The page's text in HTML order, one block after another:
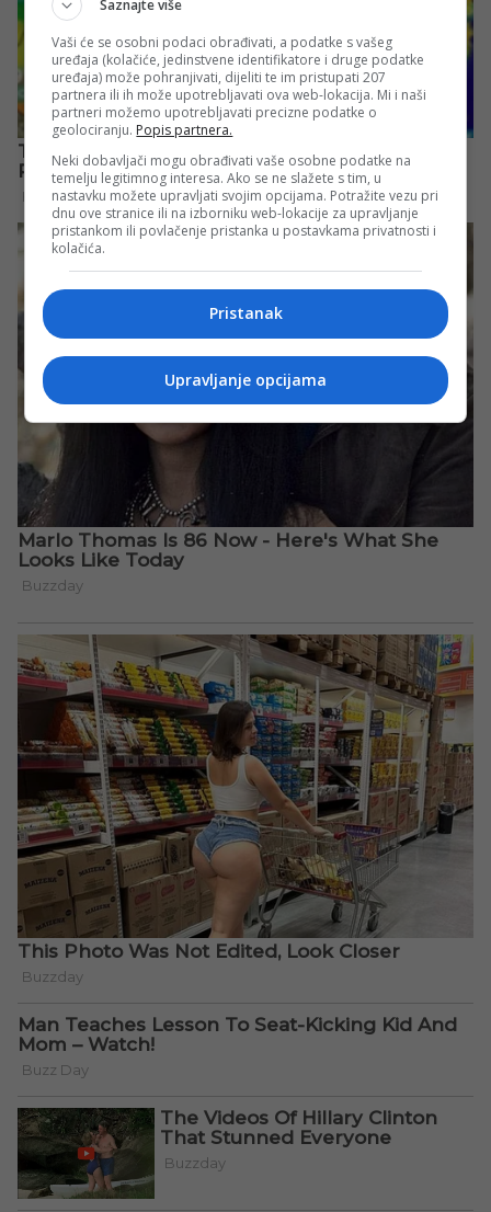
Saznajte više
Vaši će se osobni podaci obrađivati, a podatke s vašeg
uređaja (kolačiće, jedinstvene identifikatore i druge podatke
uređaja) može pohranjivati, dijeliti te im pristupati 207
partnera ili ih može upotrebljavati ova web-lokacija. Mi i naši
partneri možemo upotrebljavati precizne podatke o
geolociranju. Popis partnera.
Neki dobavljači mogu obrađivati vaše osobne podatke na
temelju legitimnog interesa. Ako se ne slažete s tim, u
nastavku možete upravljati svojim opcijama. Potražite vezu pri
dnu ove stranice ili na izborniku web-lokacije za upravljanje
pristankom ili povlačenje pristanka u postavkama privatnosti i
kolačića.
Pristanak
Upravljanje opcijama